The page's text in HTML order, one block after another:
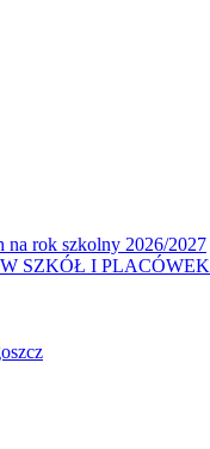
na rok szkolny 2026/2027
SZKÓŁ I PLACÓWEK